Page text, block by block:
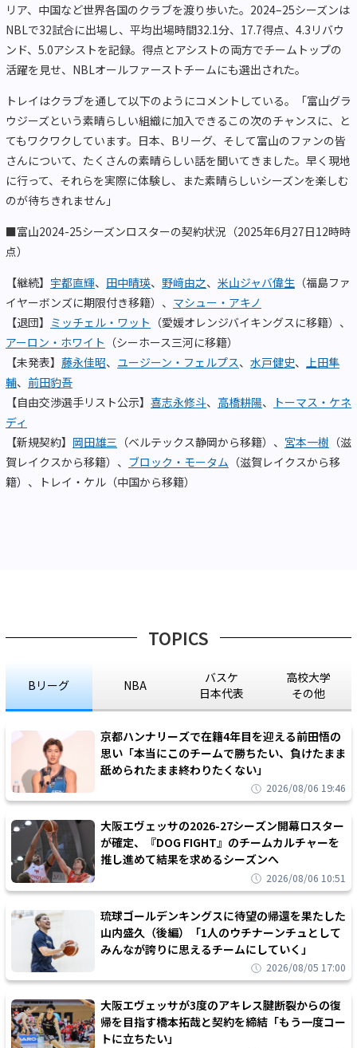
リア、中国など世界各国のクラブを渡り歩いた。2024–25シーズンは
NBLで32試合に出場し、平均出場時間32.1分、17.7得点、4.3リバウ
ンド、5.0アシストを記録。得点とアシストの両方でチームトップの
活躍を見せ、NBLオールファーストチームにも選出された。
トレイはクラブを通して以下のようにコメントしている。「富山グラ
ウジーズという素晴らしい組織に加入できるこの次のチャンスに、と
てもワクワクしています。日本、Bリーグ、そして富山のファンの皆
さんについて、たくさんの素晴らしい話を聞いてきました。早く現地
に行って、それらを実際に体験し、また素晴らしいシーズンを楽しむ
のが待ちきれません」
■富山2024-25シーズンロスターの契約状況（2025年6月27日12時時
点）
【継続】 宇都直輝、 田中晴瑛、 野﨑由之、 米山ジャバ偉生 （福島ファ
イヤーボンズに期限付き移籍）、 マシュー・アキノ
【退団】 ミッチェル・ワット （愛媛オレンジバイキングスに移籍）、
アーロン・ホワイト （シーホース三河に移籍）
【未発表】 藤永佳昭、 ユージーン・フェルプス、 水戸健史、
上田隼
輔、 前田豹吾
【自由交渉選手リスト公示】 喜志永修斗、 高橋耕陽、
トーマス・ケネ
ディ
【新規契約】 岡田雄三 （ベルテックス静岡から移籍）、 宮本一樹 （滋
賀レイクスから移籍）、 ブロック・モータム （滋賀レイクスから移
籍）、トレイ・ケル（中国から移籍）
TOPICS
Bリーグ NBA
バスケ
日本代表
高校大学
その他
京都ハンナリーズで在籍4年目を迎える前田悟の
思い「本当にこのチームで勝ちたい、負けたまま
舐められたまま終わりたくない」
2026/08/06 19:46
大阪エヴェッサの2026-27シーズン開幕ロスター
が確定、『DOG FIGHT』のチームカルチャーを
推し進めて結果を求めるシーズンへ
2026/08/06 10:51
琉球ゴールデンキングスに待望の帰還を果たした
山内盛久（後編）「1人のウチナーンチュとして
みんなが誇りに思えるチームにしていく」
2026/08/05 17:00
大阪エヴェッサが3度のアキレス腱断裂からの復
帰を目指す橋本拓哉と契約を締結「もう一度コー
トに立ちたい」